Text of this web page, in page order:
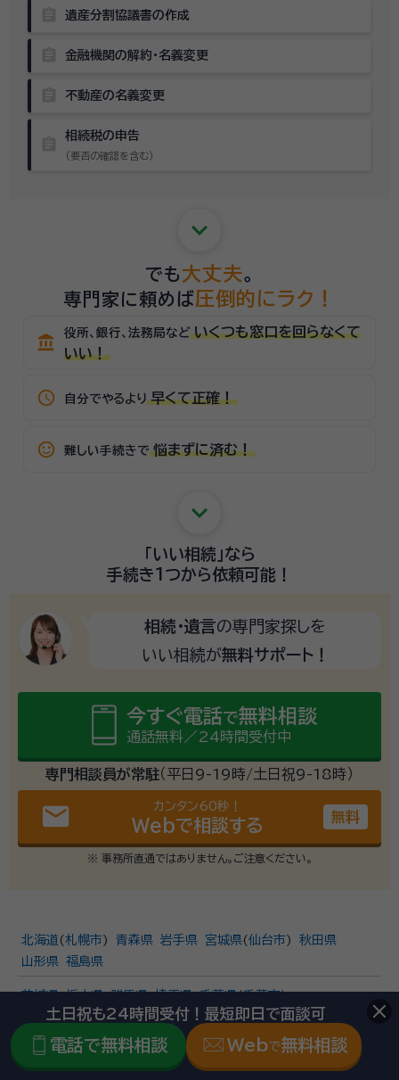
遺産分割協議書の作成
金融機関の解約・名義変更
不動産の名義変更
相続税の申告
（要否の確認を含む）
keyboard_arrow_down
でも 大丈夫。
専門家に頼めば圧倒的にラク！
account_balance 役所、銀行、法務局など いくつも窓口を回らなくて
いい！
schedule 自分でやるより 早くて正確！
sentiment_satisfied_alt 難しい手続きで 悩まずに済む！
keyboard_arrow_down
「いい相続」なら
手続き1つから依頼可能！
相続・遺言の専門家探しを
いい相続が無料サポート！
今すぐ電話で無料相談
通話無料／24時間受付中
専門相談員が常駐（平日9-19時/土日祝9-18時）
email カンタン60秒！
Webで相談する 無料
※ 事務所直通ではありません。ご注意ください。
北海道 (札幌市) 青森県 岩手県 宮城県(仙台市)
秋田県
山形県 福島県
茨城県 栃木県 群馬県 埼玉県 千葉県(千葉市)
東京都( 東京23区) 神奈川県
新潟県(新潟市) 富山県 石川県 福井県 山梨県 長野県
岐阜県 静岡県(静岡市、浜松市 ) 愛知県(名古屋市)
土日祝も24時間受付！最短即日で面談可
電話で無料相談 Webで無料相談